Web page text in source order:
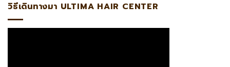
วิธีเดินทางมา ULTIMA HAIR CENTER